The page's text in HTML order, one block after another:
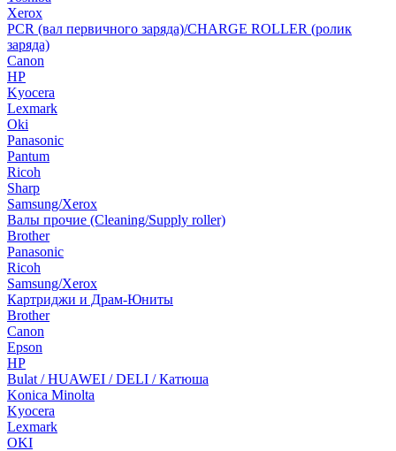
Xerox
PCR (вал первичного заряда)/CHARGE ROLLER (ролик
заряда)
Canon
HP
Kyocera
Lexmark
Oki
Panasonic
Pantum
Ricoh
Sharp
Samsung/Xerox
Валы прочие (Cleaning/Supply roller)
Brother
Panasonic
Ricoh
Samsung/Xerox
Картриджи и Драм-Юниты
Brother
Canon
Epson
HP
Bulat / HUAWEI / DELI / Катюша
Konica Minolta
Kyocera
Lexmark
OKI